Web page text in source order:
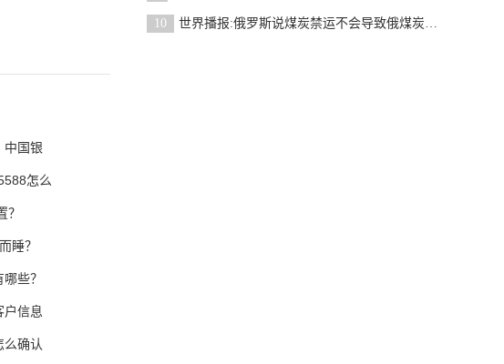
中国银
怎么
睡？
些？
户信息
么确认
10 世界播报:俄罗斯说煤炭禁运不会导致俄煤炭出口严重